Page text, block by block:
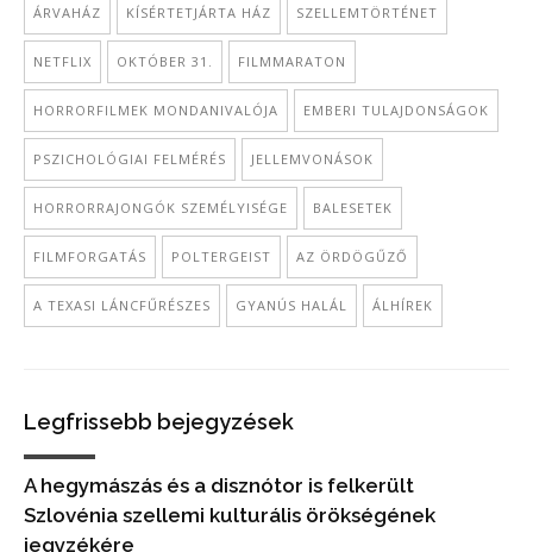
ÁRVAHÁZ KÍSÉRTETJÁRTA HÁZ SZELLEMTÖRTÉNET
NETFLIX OKTÓBER 31. FILMMARATON
HORRORFILMEK MONDANIVALÓJA EMBERI TULAJDONSÁGOK
PSZICHOLÓGIAI FELMÉRÉS JELLEMVONÁSOK
HORRORRAJONGÓK SZEMÉLYISÉGE BALESETEK
FILMFORGATÁS POLTERGEIST AZ ÖRDÖGŰZŐ
A TEXASI LÁNCFŰRÉSZES GYANÚS HALÁL ÁLHÍREK
Legfrissebb bejegyzések
A hegymászás és a disznótor is felkerült
Szlovénia szellemi kulturális örökségének
jegyzékére